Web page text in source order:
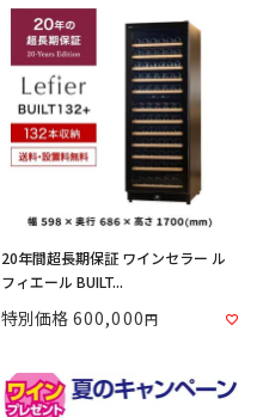
20年間超長期保証 ワインセラー ル
フィエール BUILT...
特別価格 600,000